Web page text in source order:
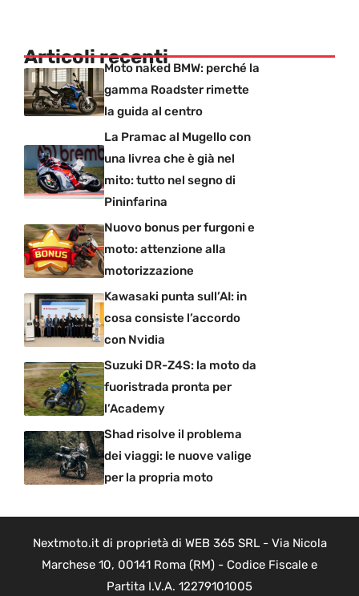
Articoli recentiMoto naked BMW: perché la
gamma Roadster rimette
la guida al centro
La Pramac al Mugello con
una livrea che è già nel
mito: tutto nel segno di
Pininfarina
Nuovo bonus per furgoni e
moto: attenzione alla
motorizzazione
Kawasaki punta sull’AI: in
cosa consiste l’accordo
con Nvidia
Suzuki DR-Z4S: la moto da
fuoristrada pronta per
l’Academy
Shad risolve il problema
dei viaggi: le nuove valige
per la propria moto
Nextmoto.it di proprietà di WEB 365 SRL - Via Nicola
Marchese 10, 00141 Roma (RM) - Codice Fiscale e
Partita I.V.A. 12279101005